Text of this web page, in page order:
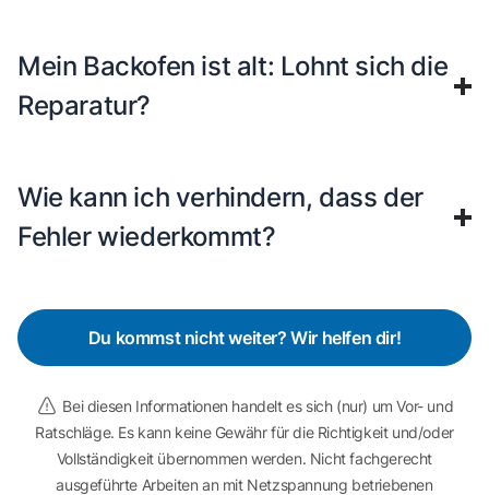
Mein Backofen ist alt: Lohnt sich die
Reparatur?
Wie kann ich verhindern, dass der
Fehler wiederkommt?
Du kommst nicht weiter? Wir helfen dir!
Bei diesen Informationen handelt es sich (nur) um Vor- und
Ratschläge. Es kann keine Gewähr für die Richtigkeit und/oder
Vollständigkeit übernommen werden. Nicht fachgerecht
ausgeführte Arbeiten an mit Netzspannung betriebenen